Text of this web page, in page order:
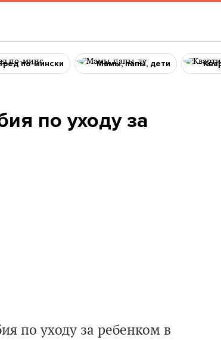
по-мински Мамы, папы, дети
по уходу за
по уходу за ребенком в